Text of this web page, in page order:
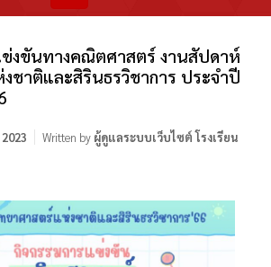
งขันทางคณิตศาสตร์ งานสัปดาห์
ชาติและสิรินธรวิชาการ ประจำปี
Written by ผู้ดูแลระบบเว็บไซต์ โรงเรียน